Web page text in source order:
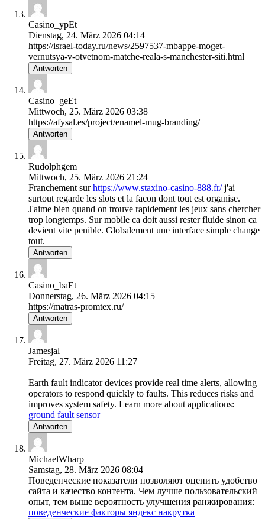
Casino_ypEt
Dienstag, 24. März 2026 04:14
https://israel-today.ru/news/2597537-mbappe-moget-
vernutsya-v-otvetnom-matche-reala-s-manchester-siti.html
Antworten
Casino_geEt
Mittwoch, 25. März 2026 03:38
https://afysal.es/project/enamel-mug-branding/
Antworten
Rudolphgem
Mittwoch, 25. März 2026 21:24
Franchement surhttps://www.staxino-casino-888.fr/j'ai
surtout regarde les slots et la facon dont tout est organise.
J'aime bien quand on trouve rapidement les jeux sans chercher
trop longtemps. Sur mobile ca doit aussi rester fluide sinon ca
devient vite penible. Globalement une interface simple change
tout.
Antworten
Casino_baEt
Donnerstag, 26. März 2026 04:15
https://matras-promtex.ru/
Antworten
Jamesjal
Freitag, 27. März 2026 11:27
Earth fault indicator devices provide real time alerts, allowing
operators to respond quickly to faults. This reduces risks and
improves system safety. Learn more about applications:
ground fault sensor
Antworten
MichaelWharp
Samstag, 28. März 2026 08:04
Поведенческие показатели позволяют оценить удобство
сайта и качество контента. Чем лучше пользовательский
опыт, тем выше вероятность улучшения ранжирования:
поведенческие факторы яндекс накрутка